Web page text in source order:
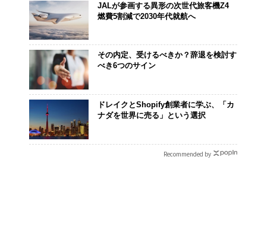
JALが参画する異形の次世代旅客機Z4
燃費5割減で2030年代就航へ
その内定、受けるべきか？辞退を検討す
べき6つのサイン
ドレイクとShopify創業者に学ぶ、「カ
ナダを世界に売る」という選択
Recommended by